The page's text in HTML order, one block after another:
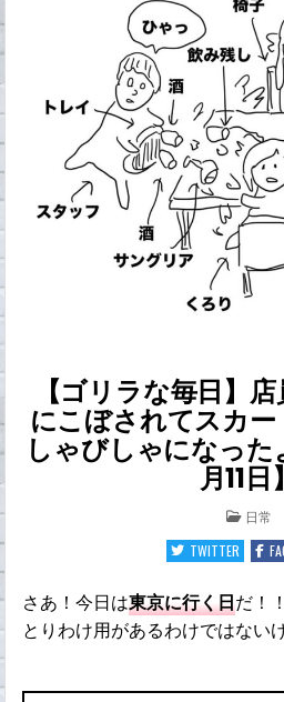
【ゴリラな毎日】
にこぼされてスカ
しゃびしゃになっ
月11日】
POSTED
IN
日常
TWITTER
さあ！今日は東京に行く日だ！
とりわけ用があるわけではない